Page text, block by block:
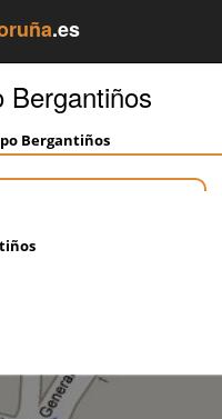
.es
Bergantiños
Bergantiños